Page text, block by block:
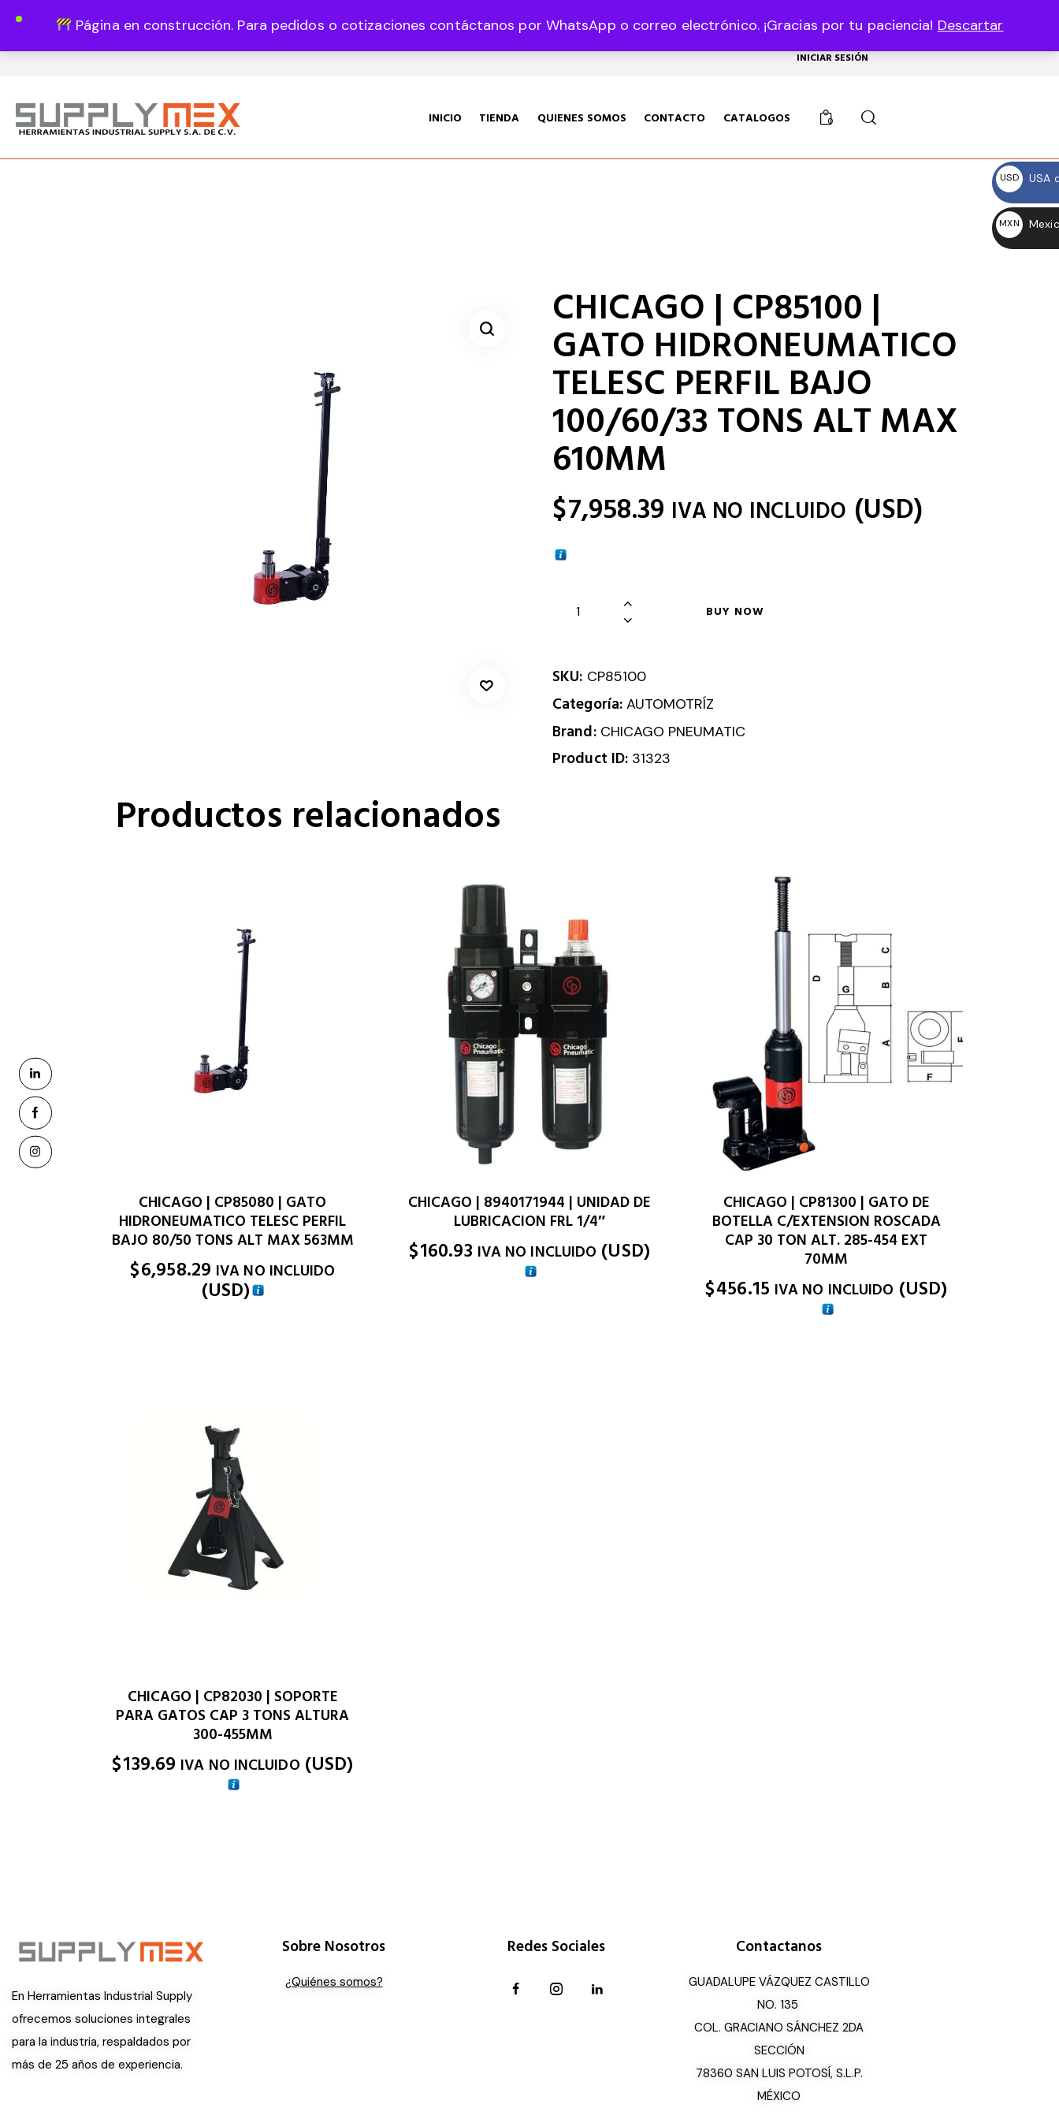
Página en construcción. Para pedidos o cotizaciones contáctanos por WhatsApp o correo electrónico. ¡Gracias por tu paciencia! Descartar
USD, $
INICIAR SESIÓN
INICIO TIENDA QUIENES SOMOS CONTACTO CATALOGOS 0
CHICAGO | CP85100 |
GATO HIDRONEUMATICO
TELESC PERFIL BAJO
100/60/33 TONS ALT MAX
610MM
$7,958.39 IVA NO INCLUIDO (USD)
BUY NOW
SKU: CP85100
Categoría:AUTOMOTRÍZ
Brand: CHICAGO PNEUMATIC
Product ID: 31323
Productos relacionados
CHICAGO | CP85080 | GATO
HIDRONEUMATICO TELESC PERFIL
BAJO 80/50 TONS ALT MAX 563MM
$6,958.29 IVA NO INCLUIDO
(USD)
CHICAGO | 8940171944 | UNIDAD DE
LUBRICACION FRL 1/4″
$160.93 IVA NO INCLUIDO (USD)
CHICAGO | CP81300 | GATO DE
BOTELLA C/EXTENSION ROSCADA
CAP 30 TON ALT. 285-454 EXT
70MM
$456.15 IVA NO INCLUIDO (USD)
CHICAGO | CP82030 | SOPORTE
PARA GATOS CAP 3 TONS ALTURA
300-455MM
$139.69 IVA NO INCLUIDO (USD)
En Herramientas Industrial Supply
ofrecemos soluciones integrales
para la industria, respaldados por
más de 25 años de experiencia.
Sobre Nosotros
¿Quiénes somos?
Redes Sociales Contactanos
GUADALUPE VÁZQUEZ CASTILLO
NO. 135
COL. GRACIANO SÁNCHEZ 2DA
SECCIÓN
78360 SAN LUIS POTOSÍ, S.L.P.
MÉXICO
USD
USA
MXN